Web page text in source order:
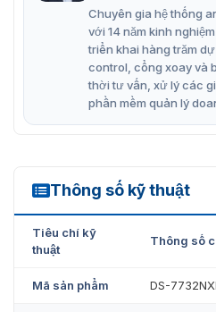
Cung cấp đầu ra HDMI và
Đầu ra video HDMI có độ
Kết nối với Hik-Connect để
Tối đa 16 thư viện ảnh
giảm báo động sai.
Hỗ trợ 4 giao diện SATA để
dung lượng cho mỗi HDD).
Chuyên gia hệ thống
với 14 năm kinh
triển khai hàng trăm
control, cổng xoay và
thời tư vấn, xử lý các
phần mềm quản lý
Thông số kỹ thuật
DS-7732NXI-K4
Tiêu chí kỹ
thuật
Thông số
Mã sản phẩm DS-